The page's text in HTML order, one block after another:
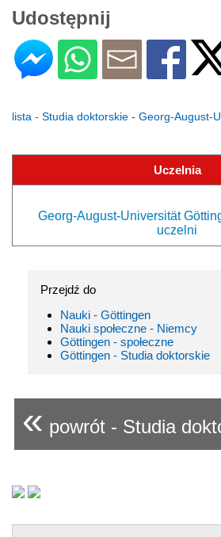
Udostępnij
lista - Studia doktorskie - Georg-August-
Uczelnia
Georg-August-Universität
uczelni
Przejdź do
Nauki - Göttingen
Nauki społeczne - Niemcy
Göttingen - społeczne
Göttingen - Studia doktorskie
« powrót - Studia